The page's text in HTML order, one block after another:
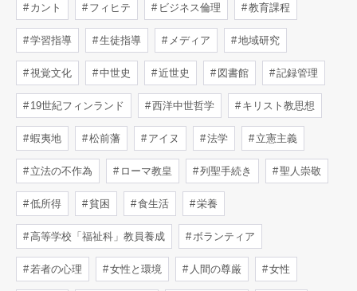
カント フィヒテ ビジネス倫理 教育課程
学習指導 生徒指導 メディア 地域研究
視覚文化 中世史 近世史 図書館 記録管理
19世紀フィンランド 西洋中世哲学 キリスト教思想
蝦夷地 松前藩 アイヌ 法学 立憲主義
立法の不作為 ローマ教皇 列聖手続き 聖人崇敬
低所得 貧困 食生活 栄養
高等学校「福祉科」教員養成 ボランティア
若者の心理 女性と環境 人間の尊厳 女性